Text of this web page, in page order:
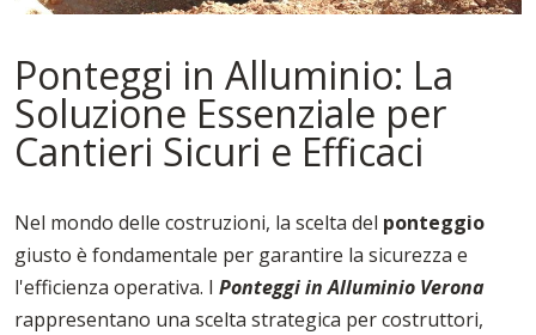
Ponteggi in Alluminio: La
Soluzione Essenziale per
Cantieri Sicuri e Efficaci
Nel mondo delle costruzioni, la scelta del ponteggio
giusto è fondamentale per garantire la sicurezza e
l'efficienza operativa. I Ponteggi in Alluminio Verona
rappresentano una scelta strategica per costruttori,